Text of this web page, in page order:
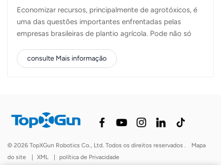
Economizar recursos, principalmente de agrotóxicos, é
uma das questões importantes enfrentadas pelas
empresas brasileiras de plantio agrícola. Pode não só
sustentável das empresas, mas também reduzir o
impacto no ambiente e nos seres humanos. A
fitossanitária, que podem realizar operações de alta
precisão com mais eficiência e flexibilidade,
culturas. Ao mesmo tempo, quando os produtores
consulte Mais informação
© 2026 TopXGun Robotics Co., Ltd. Todos os direitos reservados .
Mapa
do site
| XML | política de Privacidade